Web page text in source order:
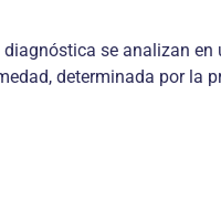
se analizan
determinada por la